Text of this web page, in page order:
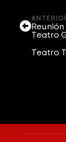
Teatro
Teatro